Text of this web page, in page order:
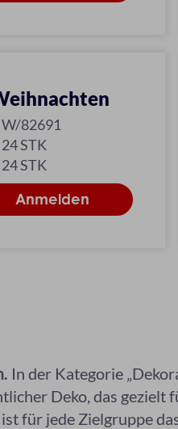
W/82691
24 STK
24 STK
In der Kategorie
Deko, das gezielt
für jede Zielgruppe